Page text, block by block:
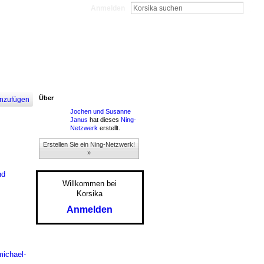
Über
Jochen und Susanne
Janus hat dieses Ning-
Netzwerk erstellt.
Erstellen Sie ein Ning-Netzwerk!
»
Willkommen bei
Korsika
Anmelden